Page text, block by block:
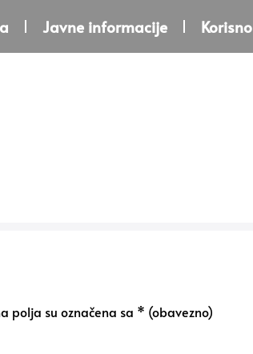
Javne informacije Korisno
polja su označena sa * (obavezno)